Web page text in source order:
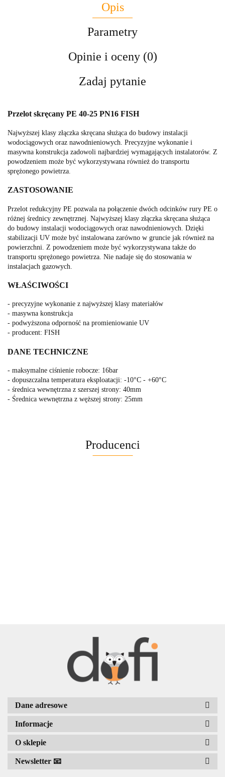
Opis
Parametry
Opinie i oceny (0)
Zadaj pytanie
Przelot skręcany PE 40-25 PN16 FISH
Najwyższej klasy złączka skręcana służąca do budowy instalacji
wodociągowych oraz nawodnieniowych. Precyzyjne wykonanie i
masywna konstrukcja zadowoli najbardziej wymagających instalatorów. Z
powodzeniem może być wykorzystywana również do transportu
sprężonego powietrza.
ZASTOSOWANIE
Przelot redukcyjny PE pozwala na połączenie dwóch odcinków rury PE o
różnej średnicy zewnętrznej. Najwyższej klasy złączka skręcana służąca
do budowy instalacji wodociągowych oraz nawodnieniowych. Dzięki
stabilizacji UV może być instalowana zarówno w gruncie jak również na
powierzchni. Z powodzeniem może być wykorzystywana także do
transportu sprężonego powietrza. Nie nadaje się do stosowania w
instalacjach gazowych.
WŁAŚCIWOŚCI
- precyzyjne wykonanie z najwyższej klasy materiałów
- masywna konstrukcja
- podwyższona odporność na promieniowanie UV
- producent: FISH
DANE TECHNICZNE
- maksymalne ciśnienie robocze: 16bar
- dopuszczalna temperatura eksploatacji: -10°C - +60°C
- średnica wewnętrzna z szerszej strony: 40mm
- Średnica wewnętrzna z węższej strony: 25mm
Producenci
BENASSI/GALGI
Dane adresowe
Informacje
O sklepie
Newsletter 📧